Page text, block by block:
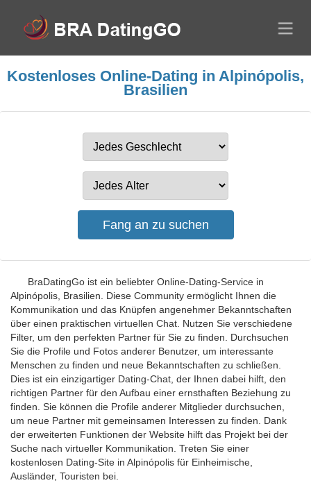
Kostenloses Online-Dating in Alpinópolis,
Brasilien
BraDatingGo ist ein beliebter Online-Dating-Service in
Alpinópolis, Brasilien. Diese Community ermöglicht Ihnen die
Kommunikation und das Knüpfen angenehmer Bekanntschaften
über einen praktischen virtuellen Chat. Nutzen Sie verschiedene
Filter, um den perfekten Partner für Sie zu finden. Durchsuchen
Sie die Profile und Fotos anderer Benutzer, um interessante
Menschen zu finden und neue Bekanntschaften zu schließen.
Dies ist ein einzigartiger Dating-Chat, der Ihnen dabei hilft, den
richtigen Partner für den Aufbau einer ernsthaften Beziehung zu
finden. Sie können die Profile anderer Mitglieder durchsuchen,
um neue Partner mit gemeinsamen Interessen zu finden. Dank
der erweiterten Funktionen der Website hilft das Projekt bei der
Suche nach virtueller Kommunikation. Treten Sie einer
kostenlosen Dating-Site in Alpinópolis für Einheimische,
Ausländer, Touristen bei.